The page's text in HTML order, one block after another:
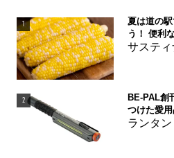
1
夏は道の
う！ 便利
サステ
2
BE-PAL創
つけた愛
ランタ